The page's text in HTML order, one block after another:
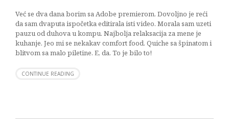
Već se dva dana borim sa Adobe premierom. Dovoljno je reći
da sam dvaputa ispočetka editirala isti video. Morala sam uzeti
pauzu od duhova u kompu. Najbolja relaksacija za mene je
kuhanje. Jeo mi se nekakav comfort food. Quiche sa špinatom i
blitvom sa malo piletine. E, da. To je bilo to!
CONTINUE READING